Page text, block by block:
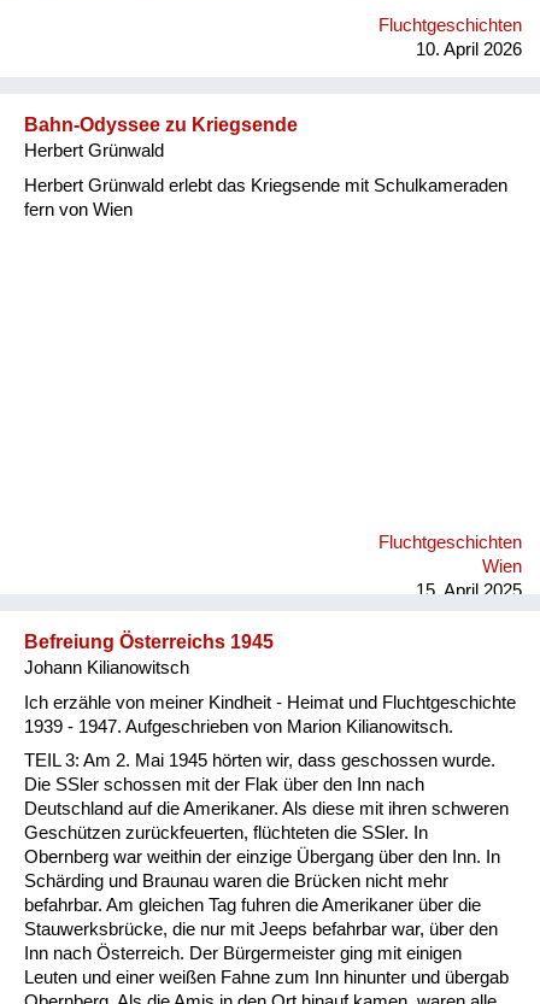
Fluchtgeschichten
10. April 2026
Bahn-Odyssee zu Kriegsende
Herbert Grünwald
Herbert Grünwald erlebt das Kriegsende mit Schulkameraden
fern von Wien
Fluchtgeschichten
Wien
15. April 2025
Befreiung Österreichs 1945
Johann Kilianowitsch
Ich erzähle von meiner Kindheit - Heimat und Fluchtgeschichte
1939 - 1947. Aufgeschrieben von Marion Kilianowitsch.
TEIL 3: Am 2. Mai 1945 hörten wir, dass geschossen wurde.
Die SSler schossen mit der Flak über den Inn nach
Deutschland auf die Amerikaner. Als diese mit ihren schweren
Geschützen zurückfeuerten, flüchteten die SSler. In
Obernberg war weithin der einzige Übergang über den Inn. In
Schärding und Braunau waren die Brücken nicht mehr
befahrbar. Am gleichen Tag fuhren die Amerikaner über die
Stauwerksbrücke, die nur mit Jeeps befahrbar war, über den
Inn nach Österreich. Der Bürgermeister ging mit einigen
Leuten und einer weißen Fahne zum Inn hinunter und übergab